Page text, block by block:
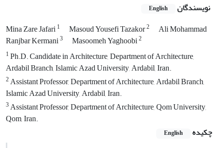
نویسندگان English
Mina Zare Jafari1 Masoud Yousefi Tazakor2
Ali Mohammad
Ranjbar Kermani3 Masoomeh Yaghoobi2
1Ph.D. Candidate in Architecture, Department of Architecture,
Ardabil Branch, Islamic Azad University, Ardabil, Iran.
2Assistant Professor, Department of Architecture, Ardabil Branch,
Islamic Azad University, Ardabil, Iran.
3Assistant Professor, Department of Architecture, Qom University,
Qom, Iran.
چکیده
English